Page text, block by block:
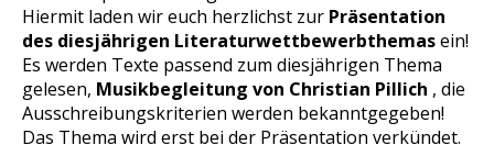
Hiermit laden wir euch herzlichst zur Präsentation
des diesjährigen Literaturwettbewerbthemasein!
Es werden Texte passend zum diesjährigen Thema
gelesen, Musikbegleitung von Christian Pillich , die
Ausschreibungskriterien werden bekanntgegeben!
Das Thema wird erst bei der Präsentation verkündet.